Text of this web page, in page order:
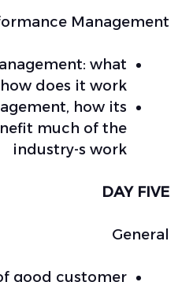
Management
what
does it work?
how its
much of the
industry-s work
DAY FIVE
General
good customer